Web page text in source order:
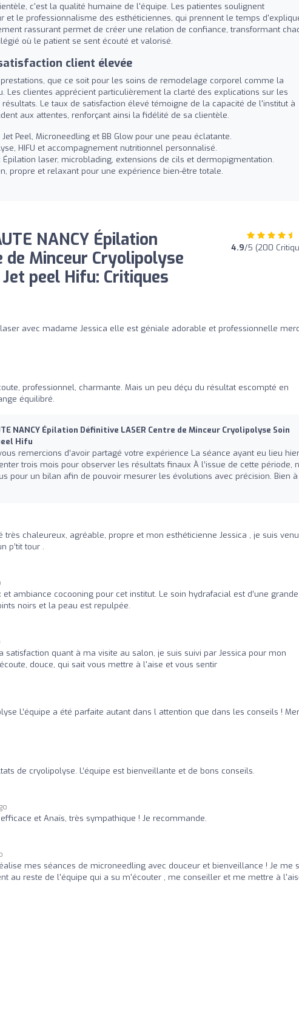
c'est la qualité humaine de l'équipe. Les patientes soulignent
et le professionnalisme des esthéticiennes, qui prennent le temps
rassurant permet de créer une relation de confiance, transformant
où le patient se sent écouté et valorisé.
client élevée
que ce soit pour les soins de remodelage corporel comme la
Les clientes apprécient particulièrement la clarté des explications sur les
Le taux de satisfaction élevé témoigne de la capacité de l'institut à
aux attentes, renforçant ainsi la fidélité de sa clientèle.
Jet Peel, Microneedling et BB Glow pour une peau éclatante.
HIFU et accompagnement nutritionnel personnalisé.
Épilation laser, microblading, extensions de cils et dermopigmentation.
propre et relaxant pour une expérience bien-être totale.
NANCY Épilation
de Minceur Cryolipolyse
peel Hifu: Critiques
4.9/5 (200
avec madame Jessica elle est géniale adorable et professionnelle
professionnel, charmante. Mais un peu déçu du résultat escompté en
équilibré.
NANCY Épilation Définitive LASER Centre de Minceur Cryolipolyse Soin
Hifu
remercions d’avoir partagé votre expérience La séance ayant eu lieu
trois mois pour observer les résultats finaux À l’issue de cette période,
pour un bilan afin de pouvoir mesurer les évolutions avec précision. Bien à
très chaleureux, agréable, propre et mon esthéticienne Jessica , je suis
p’tit tour .
ambiance cocooning pour cet institut. Le soin hydrafacial est d’une grande
noirs et la peau est repulpée.
satisfaction quant à ma visite au salon, je suis suivi par Jessica pour mon
douce, qui sait vous mettre à l'aise et vous sentir
L’équipe a été parfaite autant dans l attention que dans les conseils !
de cryolipolyse. L’équipe est bienveillante et de bons conseils.
et Anaïs, très sympathique ! Je recommande.
mes séances de microneedling avec douceur et bienveillance ! Je me
au reste de l'équipe qui a su m'écouter , me conseiller et me mettre à